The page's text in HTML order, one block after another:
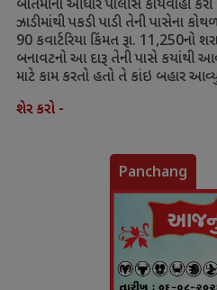
બાતમીના આધારે પોલીસે કાર્યવાહી
ઝાડીમાંથી પકડી પાડી તેની પાસેના
90 કવાર્ટરિયા કિંમત રૂા. 11,250નો
બનાવટનો આ દારૂ તેની પાસે કયાંથી
માટે કામ કરતો હતો તે કાંઇ બહાર
શેર કરો -
Panchang